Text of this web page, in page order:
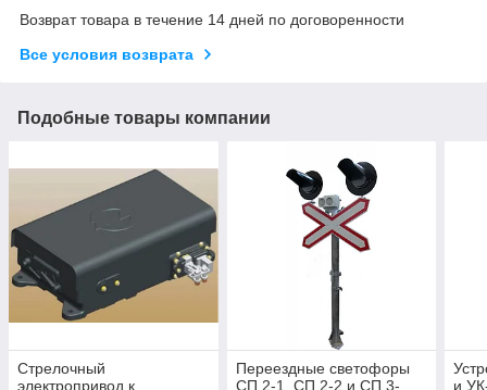
Возврат товара в течение 14 дней по договоренности
Все условия возврата
Подобные товары компании
Стрелочный
электропривод к
Переездные светофоры
СП 2-1, СП 2-2 и СП 3-
и